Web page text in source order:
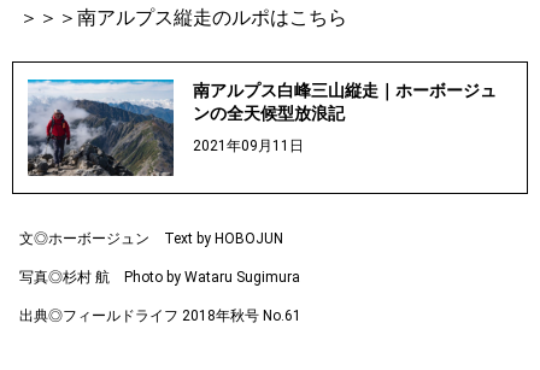
＞＞＞南アルプス縦走のルポはこちら
南アルプス白峰三山縦走｜ホーボージュ
ンの全天候型放浪記
2021年09月11日
文◎ホーボージュン Text by HOBOJUN
写真◎杉村 航 Photo by Wataru Sugimura
出典◎フィールドライフ 2018年秋号 No.61